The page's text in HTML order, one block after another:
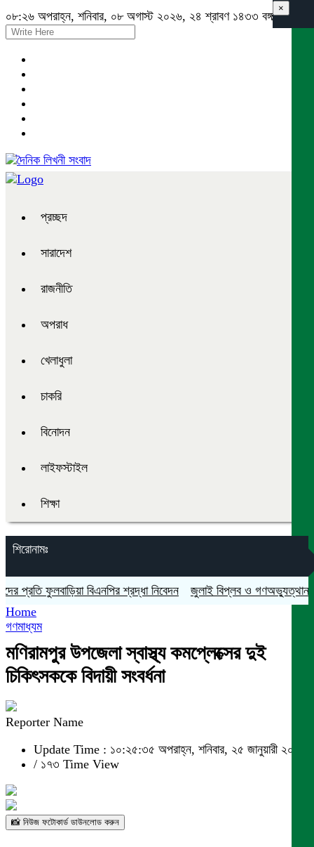
০৮:২৬ অপরাহ্ন, শনিবার, ০৮ অগাস্ট ২০২৬, ২৪ শ্রাবণ ১৪৩৩ বঙ্গাব্দ
প্রচ্ছদ
সারাদেশ
রাজনীতি
অপরাধ
খেলাধুলা
চাকরি
বিনোদন
লাইফস্টাইল
শিক্ষা
শিরোনামঃ
ফুলবাড়িয়া বিএনপির শ্রদ্ধা নিবেদন জুলাই বিপ্লব ও গণঅভ্যুত্থান দিবস
×
Home
গণমাধ্যম
মণিরামপুর উপজেলা স্বাস্থ্য কমপ্লেক্সের দুই
চিকিৎসককে বিদায়ী সংবর্ধনা
Reporter Name
Update Time : ১০:২৫:৩৫ অপরাহ্ন, শনিবার, ২৫ জানুয়ারী ২০২৫
/ ১৭৩ Time View
📸 নিউজ ফটোকার্ড ডাউনলোড করুন